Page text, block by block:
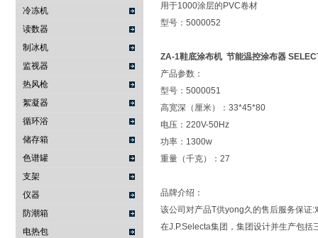
冷冻机
读数器
制冰机
监视器
热风枪
絮凝器
循环浴
储存箱
色谱罐
支架
仪器
防潮箱
电热包
用于1000涂层的PVC卷材
型号：5000052
ZA-1鞋底涂布机 节能温控涂布器
产品参数：
型号：5000051
高宽深（厘米）：33*45*80
电压：220V-50Hz
功率：1300w
重量（千克）：27
品牌介绍：
该公司对产品T供yong久的售后服务保证
在J.P.Selecta集团，集团设计并生产包